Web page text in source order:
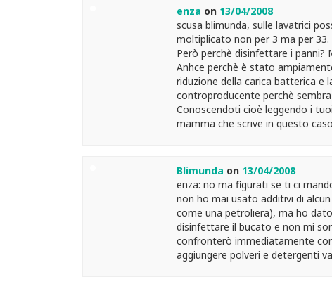
enza on 13/04/2008
scusa blimunda, sulle lavatrici
moltiplicato non per 3 ma per 33.
Però perchè disinfettare i panni?
Anhce perchè è stato
riduzione della carica batterica e
controproducente perchè
Conoscendoti cioè leggendo i
mamma che scrive in questo
Blimunda on 13/04/2008
enza: no ma figurati se ti ci
non ho mai usato additivi di
come una petroliera), ma ho
disinfettare il bucato e non mi
confronterò immediatamente
aggiungere polveri e detergenti